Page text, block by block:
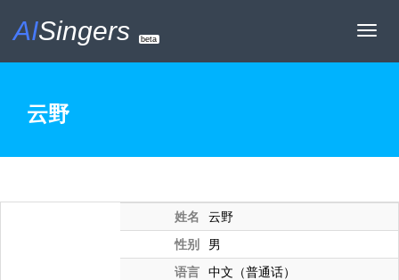
Toggle
AISingers beta
云野
姓名
云野
性别
男
语言
中文（普通话）